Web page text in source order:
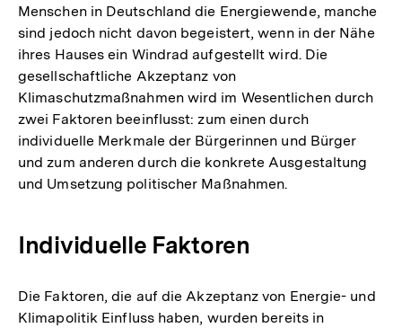
Menschen in Deutschland die Energiewende, manche
sind jedoch nicht davon begeistert, wenn in der Nähe
ihres Hauses ein Windrad aufgestellt wird. Die
gesellschaftliche Akzeptanz von
Klimaschutzmaßnahmen wird im Wesentlichen durch
zwei Faktoren beeinflusst: zum einen durch
individuelle Merkmale der Bürgerinnen und Bürger
und zum anderen durch die konkrete Ausgestaltung
und Umsetzung politischer Maßnahmen.
Individuelle Faktoren
Die Faktoren, die auf die Akzeptanz von Energie- und
Klimapolitik Einfluss haben, wurden bereits in